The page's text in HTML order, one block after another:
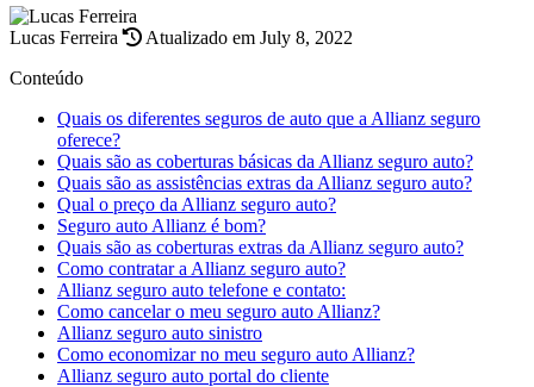
Lucas Ferreira
Atualizado em July 8, 2022
Conteúdo
Quais os diferentes seguros de auto que a Allianz seguro
oferece?
Quais são as coberturas básicas da Allianz seguro auto?
Quais são as assistências extras da Allianz seguro auto?
Qual o preço da Allianz seguro auto?
Seguro auto Allianz é bom?
Quais são as coberturas extras da Allianz seguro auto?
Como contratar a Allianz seguro auto?
Allianz seguro auto telefone e contato:
Como cancelar o meu seguro auto Allianz?
Allianz seguro auto sinistro
Como economizar no meu seguro auto Allianz?
Allianz seguro auto portal do cliente